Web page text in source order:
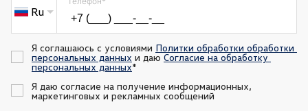
Ru
Я соглашаюсь с условиями Политки обработки обработки
персональных данных и даю Согласие на обработку
персональных данных*
Я даю согласие на получение информационных,
маркетинговых и рекламных сообщений